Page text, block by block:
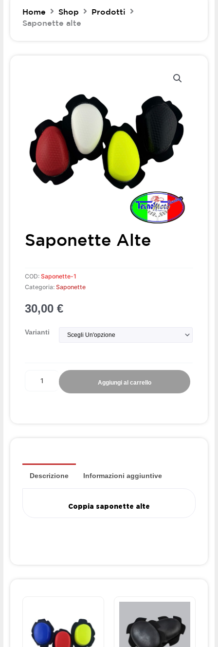
Home Shop
Prodotti
Saponette alte
Saponette Alte
COD:Saponette-1
Categoria:Saponette
30,00€
Varianti
Saponette
Aggiungi al carrello
Descrizione Informazioni aggiuntive
Coppia saponette alte
più
varianti.